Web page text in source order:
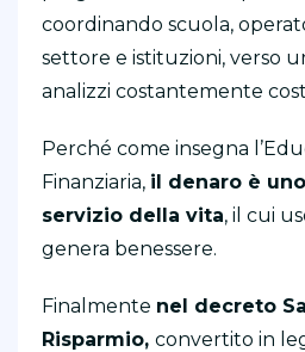
coordinando scuola,
settore e istituzioni, verso
analizzi costantemente
Perché come insegna
Finanziaria, il denaro è
servizio della vita, il cui
genera benessere.
Finalmente nel decreto
Risparmio, convertito in